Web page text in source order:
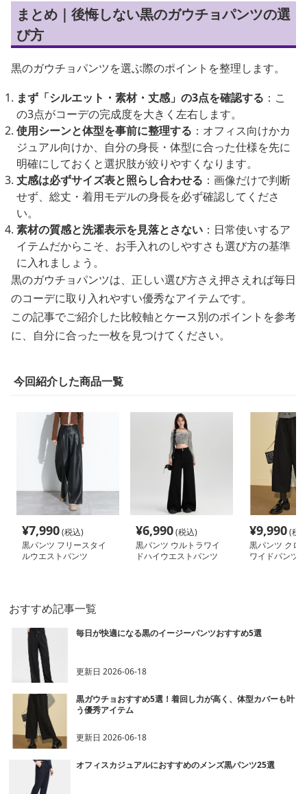
まとめ｜後悔しない黒のガウチョパンツの選
び方
黒のガウチョパンツを選ぶ際のポイントを整理します。
まず「シルエット・素材・丈感」の3点を確認する ：こ
の3点がコーデの完成度を大きく左右します。
使用シーンと体型を事前に整理する ：オフィス向けかカ
ジュアル向けか、自分の身長・体型に合った仕様を先に
明確にしておくと選択肢が絞りやすくなります。
丈感は必ずサイズ表と照らし合わせる ：画像だけで判断
せず、総丈・着用モデルの身長を必ず確認してくださ
い。
素材の質感と洗濯表示を見落とさない ：日常使いするア
イテムだからこそ、お手入れのしやすさも選び方の基準
に入れましょう。
黒のガウチョパンツは、正しい選び方さえ押さえれば毎日
のコーデに取り入れやすい優秀なアイテムです。
この記事でご紹介した比較軸とケース別のポイントを参考
に、自分に合った一枚を見つけてください。
今回紹介した商品一覧
¥7,990(税込)
黒パンツ フリースタイ
ルウエストパンツ
¥6,990(税込)
黒パンツ ウルトラワイ
ドハイウエストパンツ
¥9,990(税
黒パンツ クロ
ワイドパンツ
おすすめ記事一覧
毎日が快適になる黒のイージーパンツおすすめ5選
更新日2026-06-18
黒ガウチョおすすめ5選！着回し力が高く、体型カバーも叶
う優秀アイテム
更新日2026-06-18
オフィスカジュアルにおすすめのメンズ黒パンツ25選